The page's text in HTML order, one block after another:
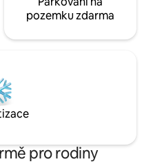
pozemku zdarma
pro rodiny